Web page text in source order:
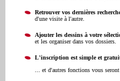
Retrouver vos dernières
d'une visite à l'autre.
Ajouter les dessins à votre
et les organiser dans vos dossiers.
L'inscription est simple et
... et d'autres fonctions vous